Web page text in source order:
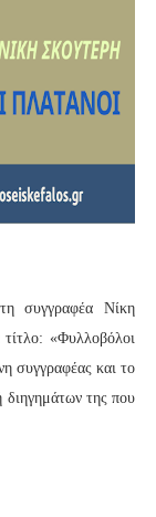
συγγραφέα Νίκη
«Φυλλοβόλοι
συγγραφέας και το
διηγημάτων της που